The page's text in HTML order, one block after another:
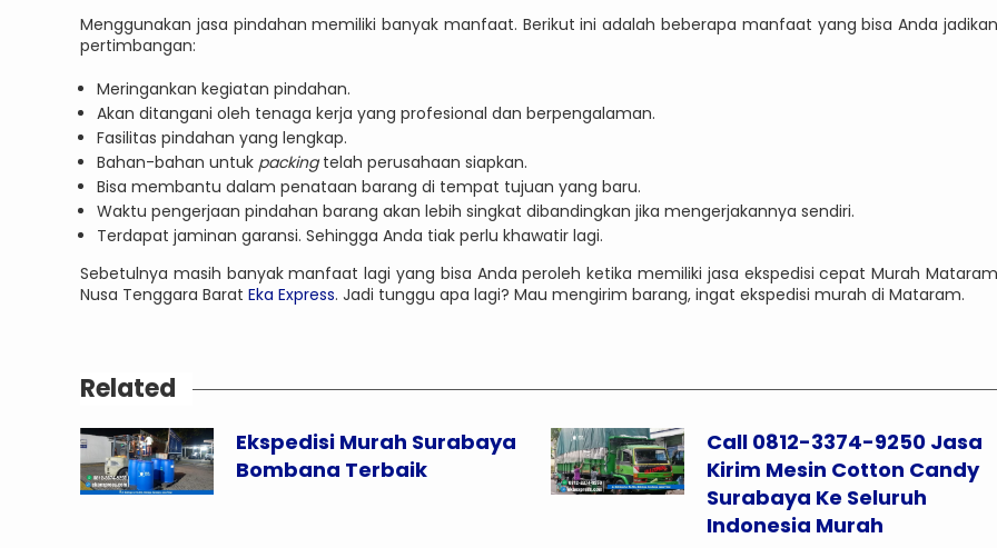
Menggunakan jasa pindahan memiliki banyak manfaat. Berikut ini adalah beberapa manfaat yang bisa Anda jadikan
pertimbangan:
Meringankan kegiatan pindahan.
Akan ditangani oleh tenaga kerja yang profesional dan berpengalaman.
Fasilitas pindahan yang lengkap.
Bahan-bahan untuk packingtelah perusahaan siapkan.
Bisa membantu dalam penataan barang di tempat tujuan yang baru.
Waktu pengerjaan pindahan barang akan lebih singkat dibandingkan jika mengerjakannya sendiri.
Terdapat jaminan garansi. Sehingga Anda tiak perlu khawatir lagi.
Sebetulnya masih banyak manfaat lagi yang bisa Anda peroleh ketika memiliki jasa ekspedisi cepat Murah Mataram
Nusa Tenggara Barat Eka Express. Jadi tunggu apa lagi? Mau mengirim barang, ingat ekspedisi murah di Mataram.
Related
Ekspedisi Murah Surabaya
Bombana Terbaik
Call 0812-3374-9250 Jasa
Kirim Mesin Cotton Candy
Surabaya Ke Seluruh
Indonesia Murah